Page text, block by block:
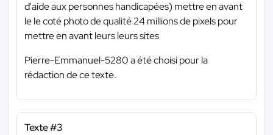
d'aide aux personnes handicapées) mettre en avant
le le coté photo de qualité 24 millions de pixels pour
mettre en avant leurs leurs sites
Pierre-Emmanuel-5280 a été choisi pour la
rédaction de ce texte.
Texte #3